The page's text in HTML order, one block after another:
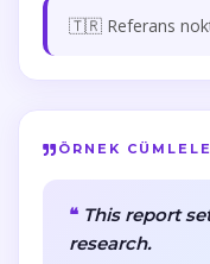
🇹🇷 Referans
ÖRNEK
This report
research.